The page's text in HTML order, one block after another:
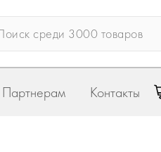
Партнерам Контакты